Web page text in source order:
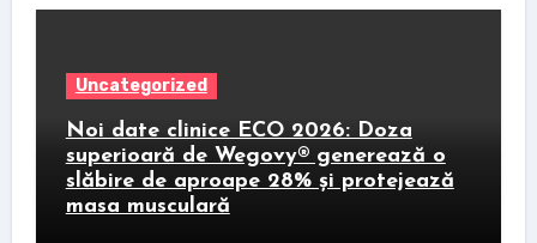
Uncategorized
Noi date clinice ECO 2026: Doza
superioară de Wegovy® generează o
slăbire de aproape 28% și protejează
masa musculară